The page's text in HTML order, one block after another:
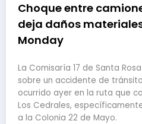
Choque entre
deja daños
Monday
La Comisaría 17 de Santa
sobre un accidente de
ocurrido ayer en la ruta que
Los Cedrales,
a la Colonia 22 de Mayo.